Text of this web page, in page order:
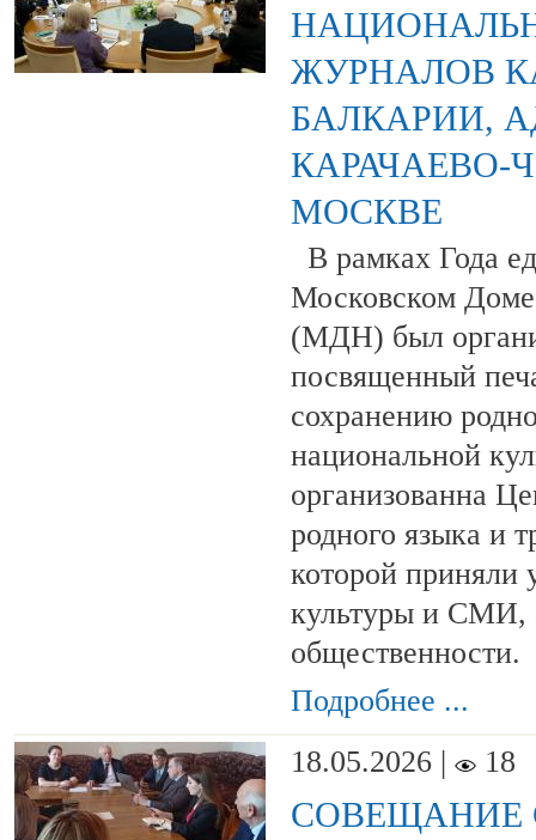
ЖУРНАЛОВ
БАЛКАРИИ,
КАРАЧАЕВО-
МОСКВЕ
В рамках Года
Московском
(МДН) был
посвященный
сохранению
национальной
организованна
родного языка и
которой приняли
культуры и СМИ,
общественности.
Подробнее ...
18.05.2026 |
18
СОВЕЩАНИЕ